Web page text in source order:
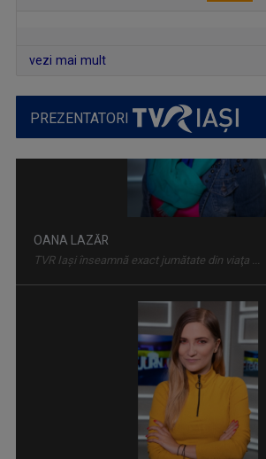
Emisiune de dezbateri pe teme sociale și de ...
vezi mai mult
PREZENTATORI
STELIANA ORĂŞANU
Vă întâlniţi cu Steliana Orăşanu la ...